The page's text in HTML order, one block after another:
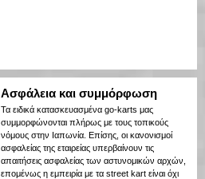
Ασφάλεια και συμμόρφωση
Τα ειδικά κατασκευασμένα go-karts μας
συμμορφώνονται πλήρως με τους τοπικούς
νόμους στην Ιαπωνία. Επίσης, οι κανονισμοί
ασφαλείας της εταιρείας υπερβαίνουν τις
απαιτήσεις ασφαλείας των αστυνομικών αρχών,
επομένως η εμπειρία με τα street kart είναι όχι